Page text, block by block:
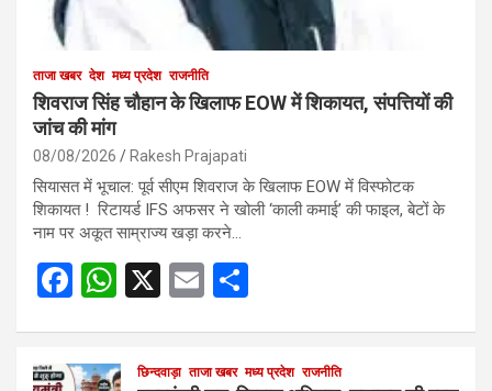
ताजा खबर देश मध्य प्रदेश राजनीति
शिवराज सिंह चौहान के खिलाफ EOW में शिकायत, संपत्तियों की
जांच की मांग
08/08/2026 Rakesh Prajapati
सियासत में भूचाल: पूर्व सीएम शिवराज के खिलाफ EOW में विस्फोटक
शिकायत ! रिटायर्ड IFS अफसर ने खोली ‘काली कमाई’ की फाइल, बेटों के
नाम पर अकूत साम्राज्य खड़ा करने…
F
W X
E
छिन्दवाड़ा ताजा खबर मध्य प्रदेश राजनीति